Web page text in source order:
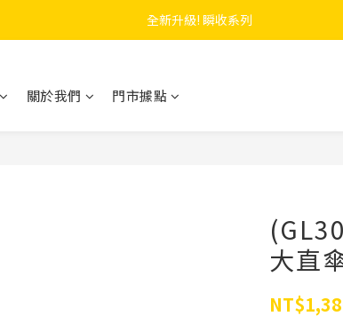
F.SEASONS x Baogani 最新聯名速穿側開雨衣
全新升級! 瞬收系列
關於我們 門市據點
大直